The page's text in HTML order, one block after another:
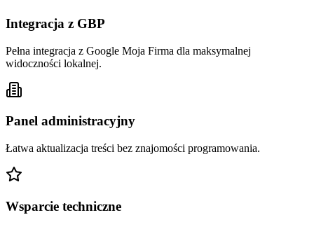
Integracja z GBP
Pełna integracja z Google Moja Firma dla maksymalnej
widoczności lokalnej.
Panel administracyjny
Łatwa aktualizacja treści bez znajomości programowania.
Wsparcie techniczne